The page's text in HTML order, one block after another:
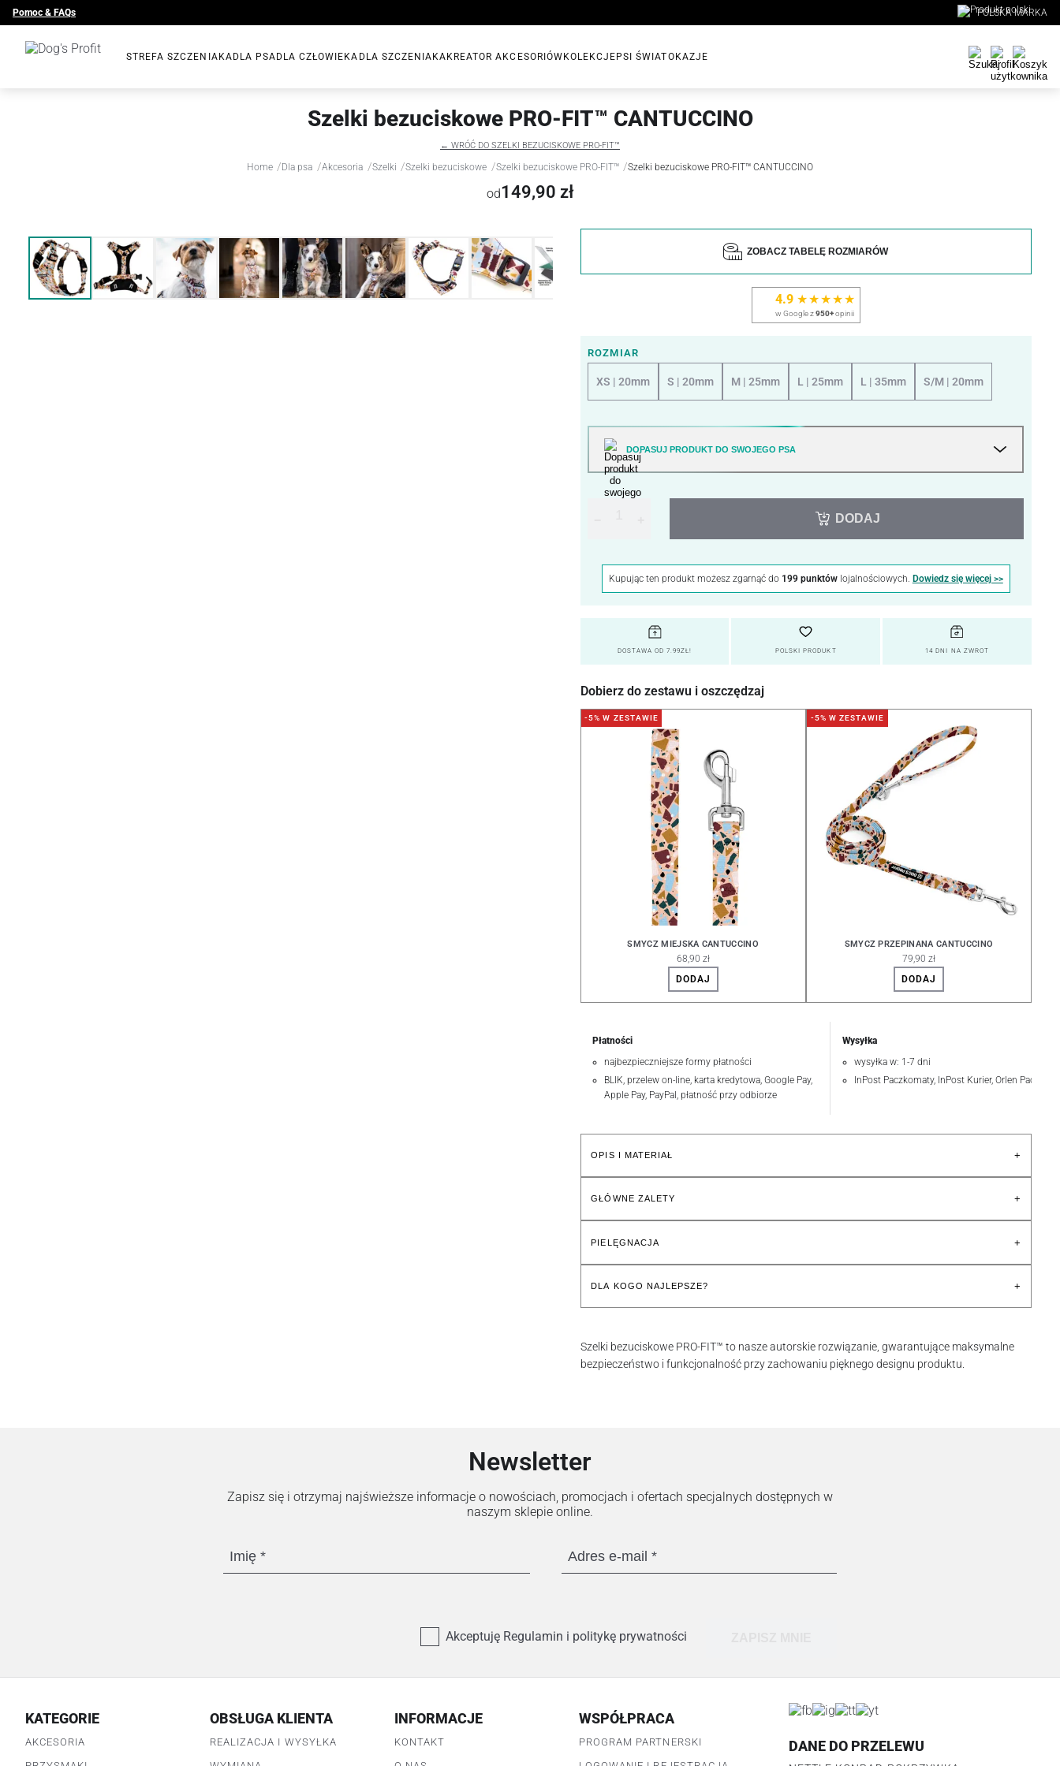
Pomoc & FAQs POLSKA MARKA
STREFA SZCZENIAKA DLA PSA DLA CZŁOWIEKA DLA SZCZENIAKA KREATOR AKCESORIÓW KOLEKCJE PSI ŚWIATOKAZJE
Szelki bezuciskowe PRO-FIT™ CANTUCCINO
← WRÓĆ DO SZELKI BEZUCISKOWE PRO-FIT™
Home /Dla psa /Akcesoria /Szelki /Szelki bezuciskowe /Szelki bezuciskowe PRO-FIT™ /Szelki bezuciskowe PRO-FIT™ CANTUCCINO
od149,90 zł
ZOBACZ TABELĘ ROZMIARÓW
4.9 ★★★★★
w Google z950+opinii
ROZMIAR
XS | 20mm S | 20mm M | 25mm L | 25mm L | 35mm S/M | 20mm
DOPASUJ PRODUKT DO SWOJEGO PSA
DODAJ
Kupując ten produkt możesz zgarnąć do 199 punktówlojalnościowych. Dowiedz się więcej >>
DOSTAWA OD 7.99ZŁ! POLSKI PRODUKT 14 DNI NA ZWROT
Dobierz do zestawu i oszczędzaj
-5% W ZESTAWIE
SMYCZ MIEJSKA CANTUCCINO
68,90 zł
DODAJ
-5% W ZESTAWIE
SMYCZ PRZEPINANA CANTUCCINO
79,90 zł
DODAJ
Płatności
najbezpieczniejsze formy płatności
BLIK, przelew on-line, karta kredytowa, Google Pay,
Apple Pay, PayPal, płatność przy odbiorze
Wysyłka
wysyłka w: 1-7 dni
InPost Paczkomaty, InPost Kurier, Orlen Paczka
OPIS I MATERIAŁ +
GŁÓWNE ZALETY +
PIELĘGNACJA +
DLA KOGO NAJLEPSZE? +
Szelki bezuciskowe PRO-FIT™ to nasze autorskie rozwiązanie, gwarantujące maksymalne
bezpieczeństwo i funkcjonalność przy zachowaniu pięknego designu produktu.
Newsletter
Zapisz się i otrzymaj najświeższe informacje o nowościach, promocjach i ofertach specjalnych dostępnych w
naszym sklepie online.
Imię Adres e-mail
Akceptuję Regulamin i politykę prywatności
KATEGORIE
AKCESORIA
OBSŁUGA KLIENTA
REALIZACJA I WYSYŁKA
INFORMACJE
KONTAKT
WSPÓŁPRACA
PROGRAM PARTNERSKI
DANE DO PRZELEWU